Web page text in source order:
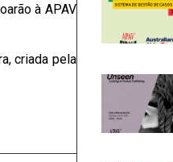
à APAV
criada pela